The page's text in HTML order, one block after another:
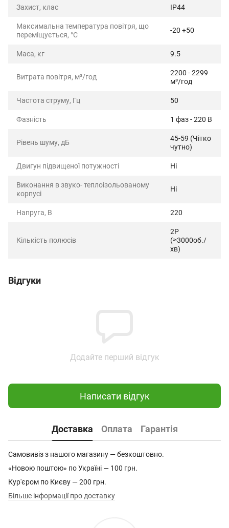
Захист, клас IP44
Максимальна температура повітря, що
переміщується, °C
-20 +50
Маса, кг 9.5
Витрата повітря, м³/год
2200 - 2299
м³/год
Частота струму, Гц 50
Фазність 1 фаз - 220 В
Рівень шуму, дБ
45-59 (Чітко
чутно)
Двигун підвищеної потужності Ні
Виконання в звуко- теплоізольованому
корпусі
Ні
Напруга, В 220
Кількість полюсів
2P
(≈3000об./
хв)
Відгуки
Додайте перший відгук
Написати відгук
Доставка Оплата Гарантія
Самовивіз з нашого магазину — безкоштовно.
«Новою поштою» по Україні — 100 грн.
Кур'єром по Києву — 200 грн.
Більше інформації про доставку